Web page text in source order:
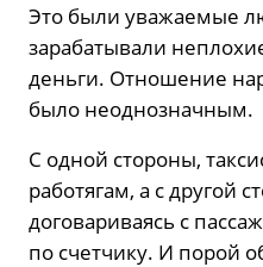
Это были уважаемые
зарабатывали
деньги. Отношение
было неоднозначным.
С одной стороны,
работягам, а с другой
договариваясь с
по счетчику. И порой